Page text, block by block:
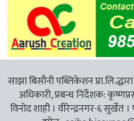
साझा बिसौनी पब्लिकेशन
अधिकारी, प्रबन्ध निर्देशक:
विनोद शाही । वीरेन्द्रनगर-६ सुर्खेत